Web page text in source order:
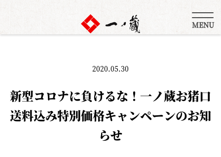
MENU
2020.05.30
新型コロナに負けるな！一ノ蔵お猪口
送料込み特別価格キャンペーンのお知
らせ